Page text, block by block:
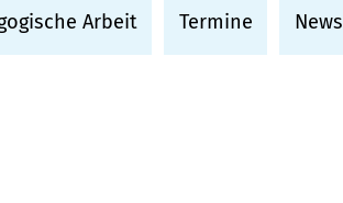
Arbeit Termine News